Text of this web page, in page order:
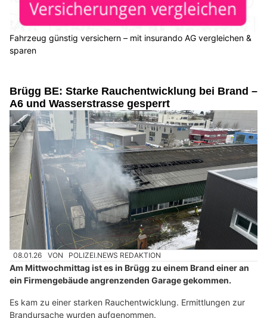
Fahrzeug günstig versichern – mit insurando AG vergleichen &
sparen
Brügg BE: Starke Rauchentwicklung bei Brand –
A6 und Wasserstrasse gesperrt
08.01.26 VON POLIZEI.NEWS REDAKTION
Am Mittwochmittag ist es in Brügg zu einem Brand einer an
ein Firmengebäude angrenzenden Garage gekommen.
Es kam zu einer starken Rauchentwicklung. Ermittlungen zur
Brandursache wurden aufgenommen.